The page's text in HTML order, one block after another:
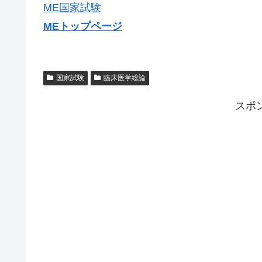
ME国家試験
MEトップページ
国家試験 臨床医学総論
スポ